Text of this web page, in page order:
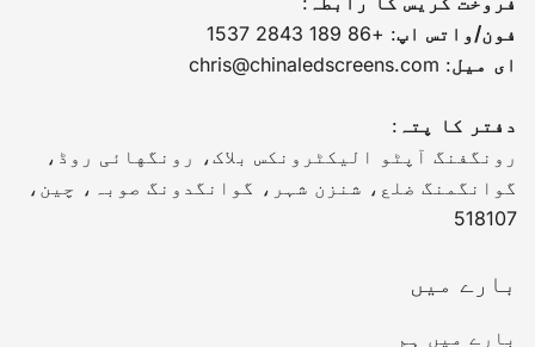
فون/واتس اپ: +86 189 2843 1537
ای میل:
chris@chinaledscreens.com
دفتر کا پتہ :
رونگفنگ آپٹو الیکٹرونکس بلاک، رونگهائی روڈ،
گوانگمنگ ضلع، شنزن شہر، گوانگدونگ صوبہ، چین،
518107
بارے میں
بارے میں ہم